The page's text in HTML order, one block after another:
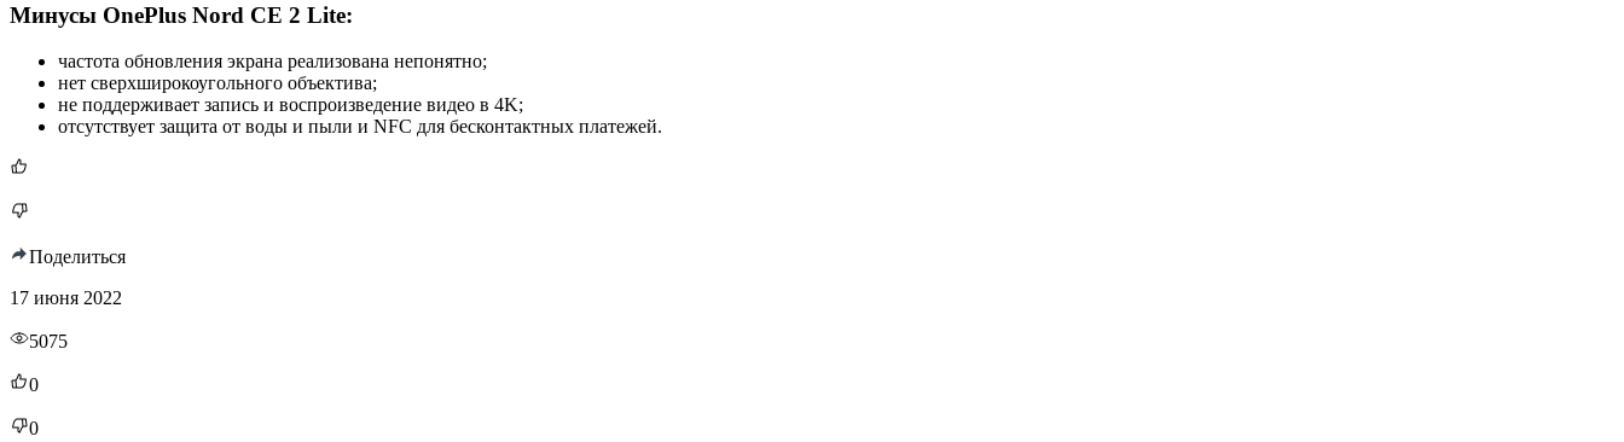
Минусы OnePlus Nord CE 2 Lite:
частота обновления экрана реализована непонятно;
нет сверхширокоугольного объектива;
не поддерживает запись и воспроизведение видео в 4K;
отсутствует защита от воды и пыли и NFC для бесконтактных платежей.
Поделиться
17 июня 2022
5075
0
0